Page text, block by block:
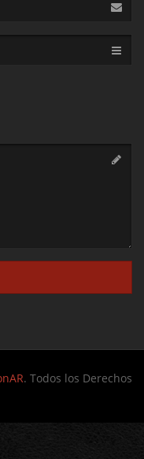
. Todos los Derechos